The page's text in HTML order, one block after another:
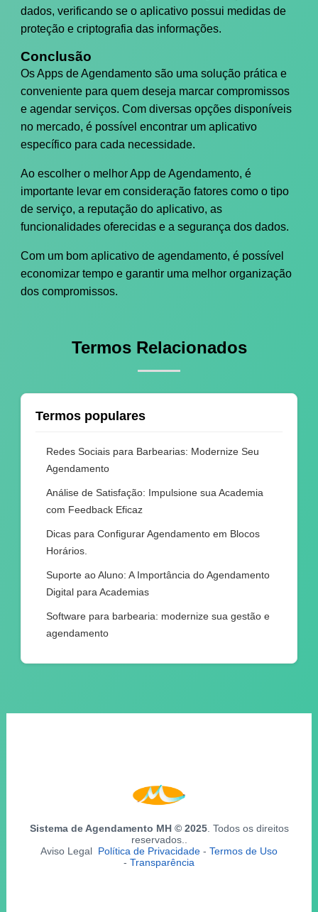
dados, verificando se o aplicativo possui medidas de
proteção e criptografia das informações.
Conclusão
Os Apps de Agendamento são uma solução prática e
conveniente para quem deseja marcar compromissos
e agendar serviços. Com diversas opções disponíveis
no mercado, é possível encontrar um aplicativo
específico para cada necessidade.
Ao escolher o melhor App de Agendamento, é
importante levar em consideração fatores como o tipo
de serviço, a reputação do aplicativo, as
funcionalidades oferecidas e a segurança dos dados.
Com um bom aplicativo de agendamento, é possível
economizar tempo e garantir uma melhor organização
dos compromissos.
Termos Relacionados
Termos populares
Redes Sociais para Barbearias: Modernize Seu
Agendamento
Análise de Satisfação: Impulsione sua Academia
com Feedback Eficaz
Dicas para Configurar Agendamento em Blocos
Horários.
Suporte ao Aluno: A Importância do Agendamento
Digital para Academias
Software para barbearia: modernize sua gestão e
agendamento
Sistema de Agendamento MH © 2025. Todos os direitos
reservados..
Aviso Legal Política de Privacidade - Termos de Uso
- Transparência